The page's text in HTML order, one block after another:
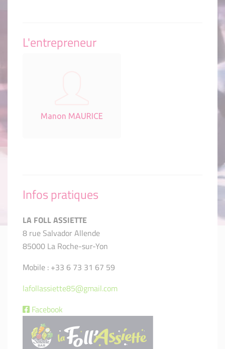
L'entrepreneur
Manon MAURICE
Infos pratiques
LA FOLL ASSIETTE
8 rue Salvador Allende
85000 La Roche-sur-Yon
Mobile : +33 6 73 31 67 59
lafollassiette85@gmail.com
Facebook